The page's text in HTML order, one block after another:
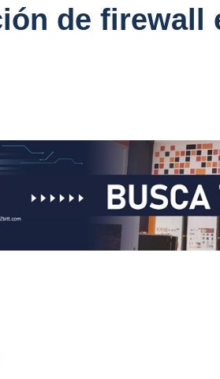
de firewall